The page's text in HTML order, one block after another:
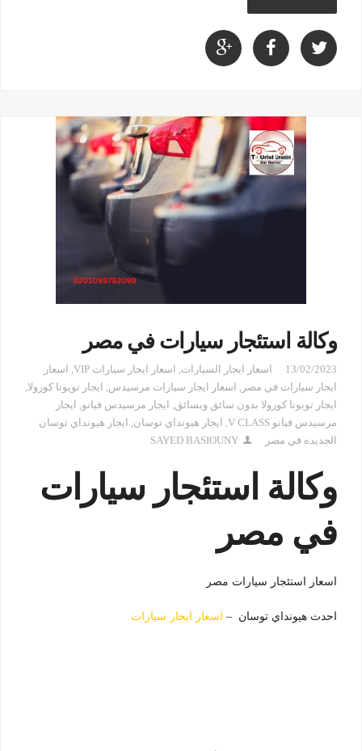
وكالة استئجار سيارات في مصر
13/02/2023 اسعار ايجار السيارات اسعار ايجار سيارات VIP
اسعار
ايجار سيارات في مصر
اسعار ايجار سيارات مرسيدس ايجار تويوتا كورولا
ايجار تويوتا كورولا بدون سائق وبسائق
ايجار مرسيدس فيانو
ايجار
مرسيدس فيانو V CLASS
ايجار هيونداي توسان
ايجار هيونداي توسان
الجديده في مصر
SAYED BASIOUNY
وكالة استئجار سيارات
في مصر
اسعار استئجار سيارات مصر
احدث هيونداي توسان – اسعار ايجار سيارات